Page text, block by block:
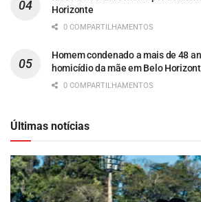
Horizonte
0 COMPARTILHAMENTOS
Homem condenado a mais de 48
homicídio da mãe em Belo
0 COMPARTILHAMENTOS
Últimas notícias